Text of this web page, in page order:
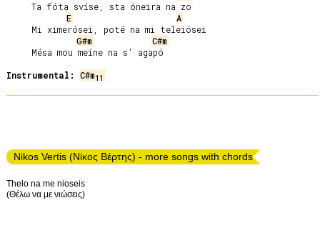
E
A
G#m
C#m
Instrumental:
C#m11
Nikos Vertis (Νίκος Βέρτης) - more songs with chords
Thelo na me nioseis
(Θέλω να με νιώσεις)